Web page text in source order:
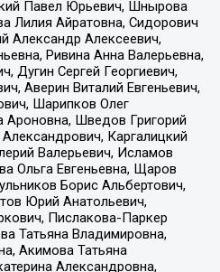
Павел Юрьевич, Шнырова
Лилия Айратовна, Сидорович
Александр Алексеевич,
Ривина Анна Валерьевна,
Дугин Сергей Георгиевич,
Аверин Виталий Евгеньевич,
Шарипков Олег
Шведов Григорий
Каргалицкий
Валерьевич, Исламов
Ольга Евгеньевна, Щаров
Борис Альбертович,
Юрий Анатольевич,
Пислакова-Паркер
Татьяна Владимировна,
Акимова Татьяна
Александровна,